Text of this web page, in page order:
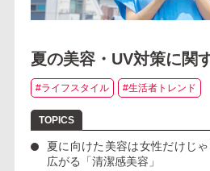
夏の美容・UV対策に関
#ライフスタイル #生活者トレンド
夏に向けた美容は女性だけじ
広がる「清潔感美容」